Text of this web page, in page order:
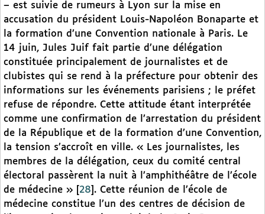
– est suivie de rumeurs à Lyon sur la mise en
accusation du président Louis-Napoléon Bonaparte et
la formation d’une Convention nationale à Paris. Le
14 juin, Jules Juif fait partie d’une délégation
constituée principalement de journalistes et de
clubistes qui se rend à la préfecture pour obtenir des
informations sur les événements parisiens ; le préfet
refuse de répondre. Cette attitude étant interprétée
comme une confirmation de l’arrestation du président
de la République et de la formation d’une Convention,
la tension s’accroît en ville. « Les journalistes, les
membres de la délégation, ceux du comité central
électoral passèrent la nuit à l’amphithéâtre de l’école
de médecine »
28 . Cette réunion de l’école de
médecine constitue l’un des centres de décision de